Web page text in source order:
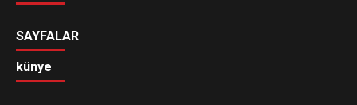
SAYFALAR
künye